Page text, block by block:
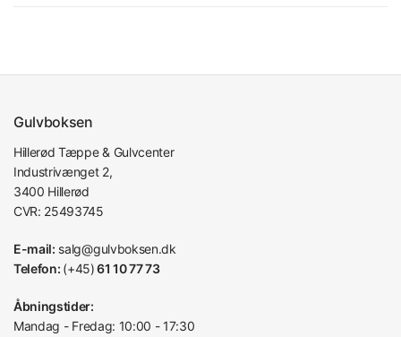
Gulvboksen
Hillerød Tæppe & Gulvcenter
Industrivænget 2,
3400 Hillerød
CVR: 25493745
E-mail: salg@gulvboksen.dk
Telefon: (+45)61 10 77 73
Åbningstider:
Mandag - Fredag: 10:00 - 17:30